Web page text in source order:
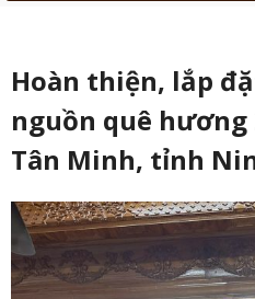
Hoàn thiện, lắp
nguồn quê
Tân Minh, tỉnh